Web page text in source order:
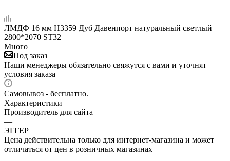
ЛМДФ 16 мм H3359 Дуб Давенпорт натуральный светлый
2800*2070 ST32
Много
Под заказ
Наши менеджеры обязательно свяжутся с вами и уточнят
условия заказа
Самовывоз - бесплатно.
Характеристики
Производитель для сайта
—
ЭГГЕР
Цена действительна только для интернет-магазина и может
отличаться от цен в розничных магазинах